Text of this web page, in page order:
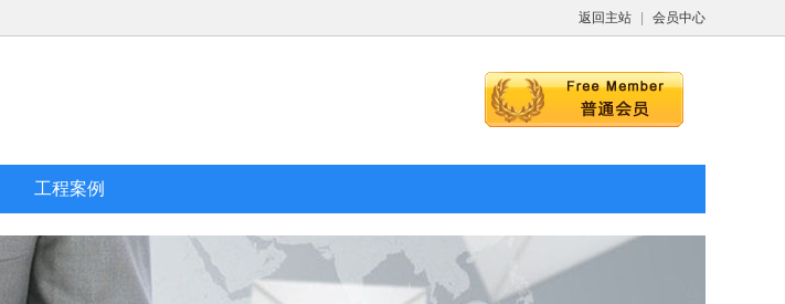
返回主站 会员中心
工程案例